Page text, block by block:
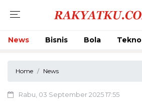
News Bisnis Bola Tekno
Home News
Rabu, 03 September 2025 17:55